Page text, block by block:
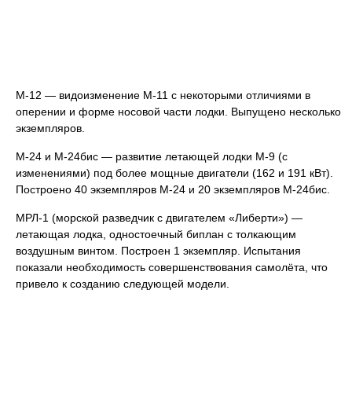
М-12 — видоизменение М-11 с некоторыми отличиями в
оперении и форме носовой части лодки. Выпущено несколько
экземпляров.
М-24 и М-24бис — развитие летающей лодки М-9 (с
изменениями) под более мощные двигатели (162 и 191 кВт).
Построено 40 экземпляров М-24 и 20 экземпляров М-24бис.
МРЛ-1 (морской разведчик с двигателем «Либерти») —
летающая лодка, одностоечный биплан с толкающим
воздушным винтом. Построен 1 экземпляр. Испытания
показали необходимость совершенствования самолёта, что
привело к созданию следующей модели.